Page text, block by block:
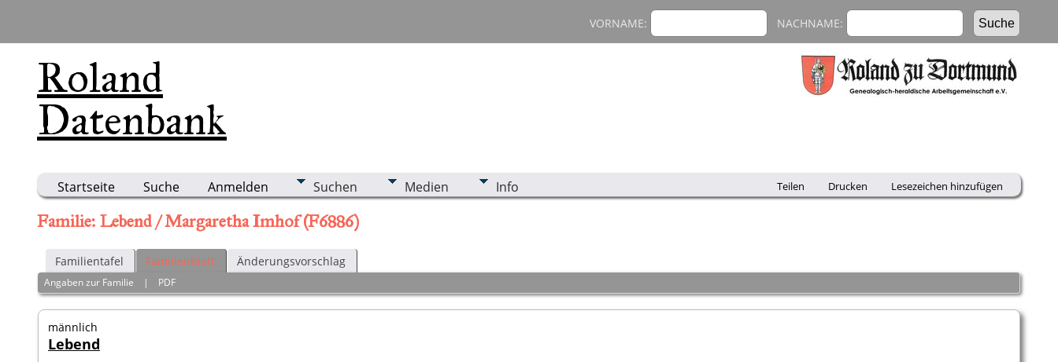
Roland
Datenbank
VORNAME: NACHNAME:
Startseite Suche Anmelden Suchen Medien Info Teilen Drucken Lesezeichen hinzufügen
Familie: Lebend / Margaretha Imhof (F6886)
Familientafel Familienblatt Änderungsvorschlag
Angaben zur Familie | PDF
männlich
Lebend